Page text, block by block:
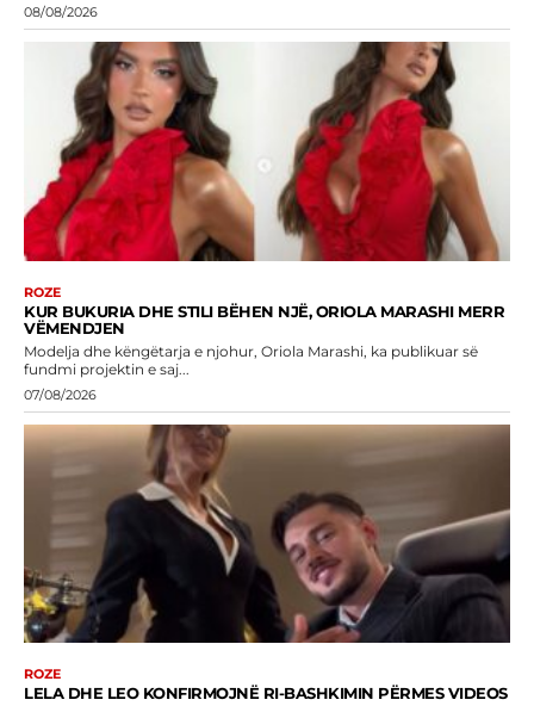
08/08/2026
ROZE
KUR BUKURIA DHE STILI BËHEN NJË, ORIOLA MARASHI MERR
VËMENDJEN
Modelja dhe këngëtarja e njohur, Oriola Marashi, ka publikuar së
fundmi projektin e saj...
07/08/2026
ROZE
LELA DHE LEO KONFIRMOJNË RI-BASHKIMIN PËRMES VIDEOS